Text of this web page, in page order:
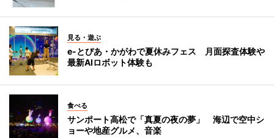
見る・遊ぶ
e-とぴあ・かがわで夏休みフェス 月面探査体験や
最新AIロボット体験も
食べる
サンポート高松で「真夏の夜の夢」 海辺で空中シ
ョーや地産グルメ、音楽